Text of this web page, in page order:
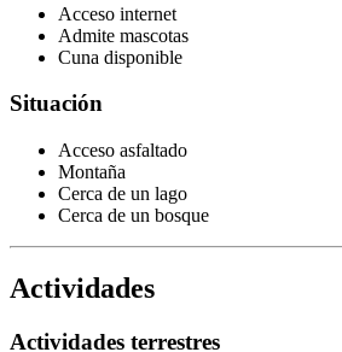
Acceso internet
Admite mascotas
Cuna disponible
Situación
Acceso asfaltado
Montaña
Cerca de un lago
Cerca de un bosque
Actividades
Actividades terrestres